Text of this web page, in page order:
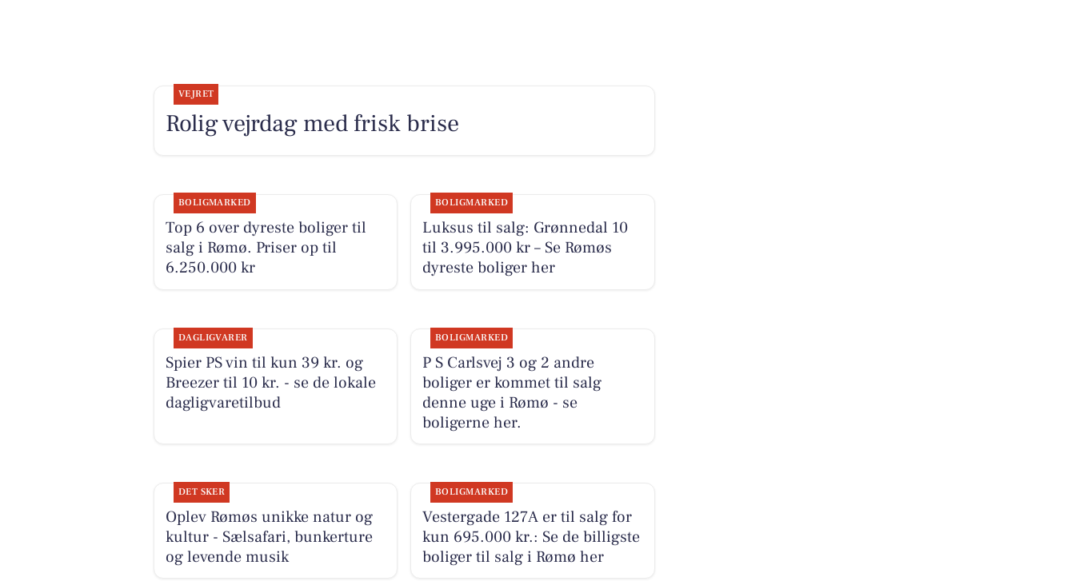
VEJRET
Rolig vejrdag med frisk brise
BOLIGMARKED
Top 6 over dyreste boliger til
salg i Rømø. Priser op til
6.250.000 kr
BOLIGMARKED
Luksus til salg: Grønnedal 10
til 3.995.000 kr – Se Rømøs
dyreste boliger her
DAGLIGVARER
Spier PS vin til kun 39 kr. og
Breezer til 10 kr. - se de lokale
dagligvaretilbud
BOLIGMARKED
P S Carlsvej 3 og 2 andre
boliger er kommet til salg
denne uge i Rømø - se
boligerne her.
DET SKER
Oplev Rømøs unikke natur og
kultur - Sælsafari, bunkerture
og levende musik
BOLIGMARKED
Vestergade 127A er til salg for
kun 695.000 kr.: Se de billigste
boliger til salg i Rømø her